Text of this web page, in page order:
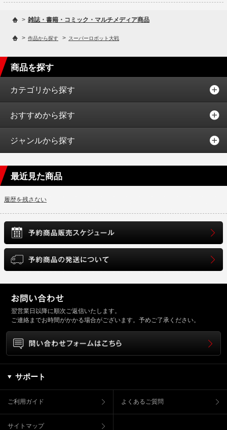
> 雑誌・書籍・コミック・マルチメディア商品
> 作品から探す > スーパーロボット大戦
商品を探す
カテゴリから探す
おすすめから探す
ジャンルから探す
最近見た商品
履歴を残さない
翌営業日以降に順次ご返信いたします。
ご連絡までお時間がかかる場合がございます。予めご了承ください。
サポート
ご利用ガイド よくあるご質問
サイトマップ